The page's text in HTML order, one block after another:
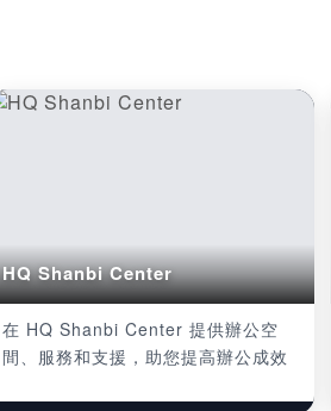
HQ Shanbi Center
在 HQ Shanbi Center 提供辦公空
間、服務和支援，助您提高辦公成效